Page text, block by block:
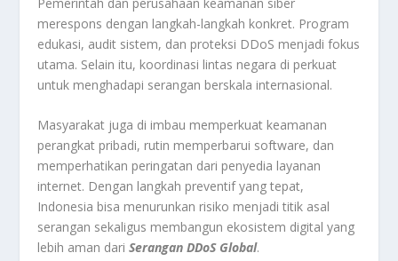
merespons dengan langkah-langkah konkret. Program
edukasi, audit sistem, dan proteksi DDoS menjadi fokus
utama. Selain itu, koordinasi lintas negara di perkuat
untuk menghadapi serangan berskala internasional.
Masyarakat juga di imbau memperkuat keamanan
perangkat pribadi, rutin memperbarui software, dan
memperhatikan peringatan dari penyedia layanan
internet. Dengan langkah preventif yang tepat,
Indonesia bisa menurunkan risiko menjadi titik asal
serangan sekaligus membangun ekosistem digital yang
lebih aman dariSerangan DDoS Global.